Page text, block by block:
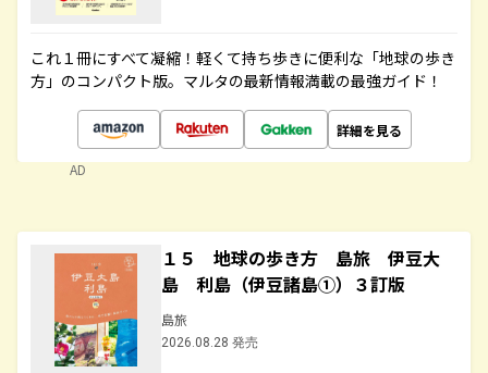
これ１冊にすべて凝縮！軽くて持ち歩きに便利な「地球の歩き
方」のコンパクト版。マルタの最新情報満載の最強ガイド！
詳細を見る
AD
１５ 地球の歩き方 島旅 伊豆大
島 利島（伊豆諸島①）３訂版
島旅
2026.08.28 発売